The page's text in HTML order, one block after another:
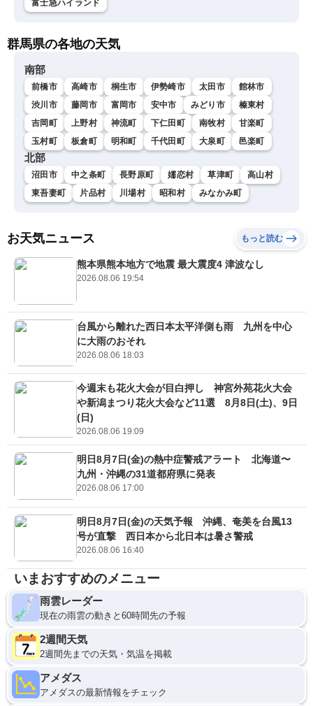
富士急ハイランド
群馬県の各地の天気
南部
前橋市 高崎市 桐生市 伊勢崎市 太田市
館林市
渋川市
藤岡市 富岡市 安中市 みどり市
榛東村
吉岡町
上野村 神流町 下仁田町 南牧村
甘楽町
玉村町
板倉町 明和町 千代田町 大泉町 邑楽町
北部
沼田市 中之条町 長野原町 嬬恋村 草津町
高山村
東吾妻町
片品村 川場村 昭和村 みなかみ町
お天気ニュース もっと読む
熊本県熊本地方で地震 最大震度4 津波なし
2026.08.06 19:54
台風から離れた西日本太平洋側も雨 九州を中心
に大雨のおそれ
2026.08.06 18:03
今週末も花火大会が目白押し 神宮外苑花火大会
や新潟まつり花火大会など11選 8月8日(土)、9日
(日)
2026.08.06 19:09
明日8月7日(金)の熱中症警戒アラート 北海道〜
九州・沖縄の31道都府県に発表
2026.08.06 17:00
明日8月7日(金)の天気予報 沖縄、奄美を台風13
号が直撃 西日本から北日本は暑さ警戒
2026.08.06 16:40
いまおすすめのメニュー
雨雲レーダー
現在の雨雲の動きと60時間先の予報
2週間天気
2週間先までの天気・気温を掲載
アメダス
アメダスの最新情報をチェック